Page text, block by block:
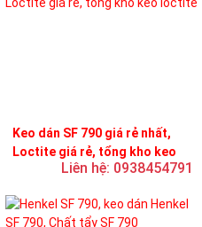
Keo dán SF 790 giá rẻ nhất,
Loctite giá rẻ, tổng kho keo
Liên hệ: 0938454791